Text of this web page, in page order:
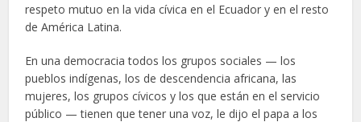
respeto mutuo en la vida cívica en el Ecuador y en el resto
de América Latina.
En una democracia todos los grupos sociales — los
pueblos indígenas, los de descendencia africana, las
mujeres, los grupos cívicos y los que están en el servicio
público — tienen que tener una voz, le dijo el papa a los